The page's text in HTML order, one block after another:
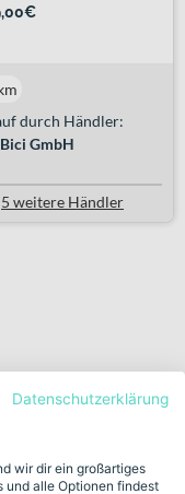
durch Händler:
GmbH
5 weitere Händler
Datenschutzerklärung
wir dir ein großartiges
und alle Optionen findest